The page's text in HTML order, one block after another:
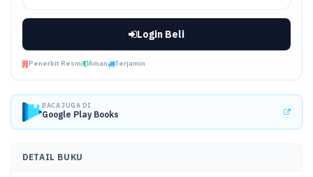
Login Beli
Penerbit Resmi Aman Terjamin
BACA JUGA DI
Google Play Books
DETAIL BUKU